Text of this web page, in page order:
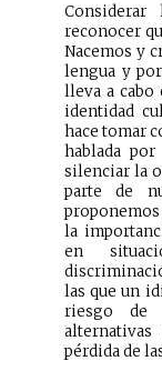
reconocer
Nacemos y
lengua y
lleva a cabo
identidad
hace tomar
hablada
silenciar la
parte de
la
en
las que un
riesgo de
pérdida de